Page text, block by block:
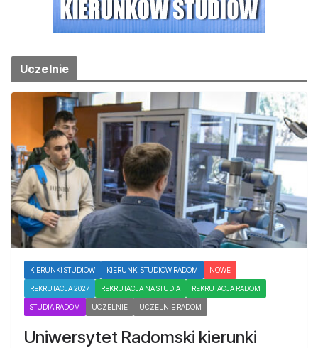
Uczelnie
KIERUNKI STUDIÓW KIERUNKI STUDIÓW RADOM NOWE
REKRUTACJA 2027 REKRUTACJA NA STUDIA REKRUTACJA RADOM
STUDIA RADOM UCZELNIE UCZELNIE RADOM
Uniwersytet Radomski kierunki